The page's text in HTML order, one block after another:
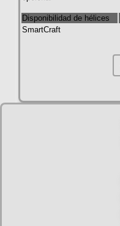
Disponibilidad de hélices
SmartCraft